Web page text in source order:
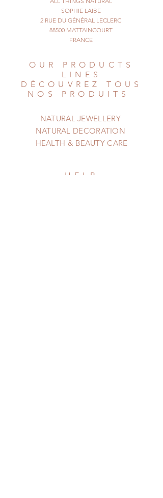
on the side.
Be a real bird ... one who loves
2014. All rights reserved
SOPHIE LAIBE
2 RUE DU GÉNÉRAL LECLERC
88500 MATTAINCOURT
FRANCE
OUR PRODUCTS
LINES
DÉCOUVREZ TOUS
NOS PRODUITS
NATURAL JEWELLERY
NATURAL DECORATION
HEALTH & BEAUTY CARE
HELP